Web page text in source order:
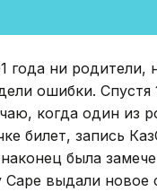
года ни родители,
ошибки. Спустя
когда один из
билет, запись
была
выдали новое